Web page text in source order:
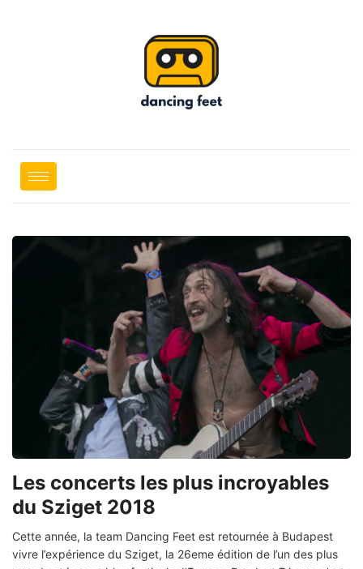
Les concerts les plus incroyables
du Sziget 2018
Cette année, la team Dancing Feet est retournée à Budapest
vivre l’expérience du Sziget, la 26eme édition de l’un des plus